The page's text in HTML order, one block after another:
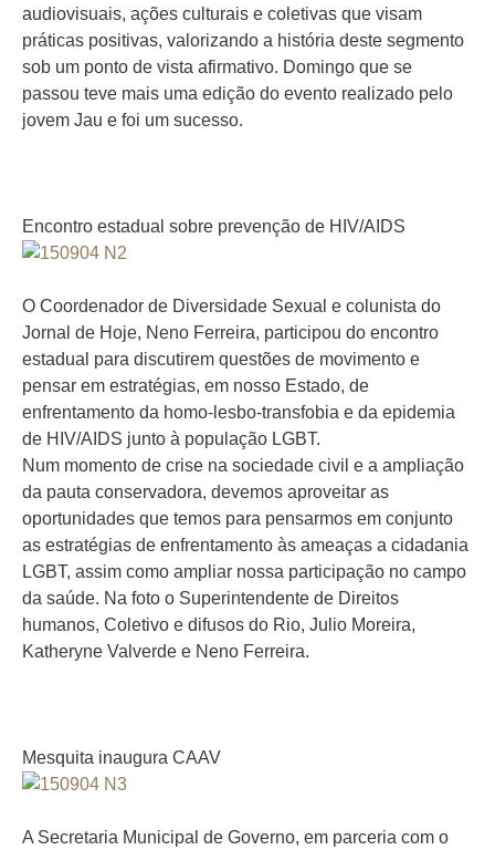
audiovisuais, ações culturais e coletivas que visam
práticas positivas, valorizando a história deste segmento
sob um ponto de vista afirmativo. Domingo que se
passou teve mais uma edição do evento realizado pelo
jovem Jau e foi um sucesso.
Encontro estadual sobre prevenção de HIV/AIDS
O Coordenador de Diversidade Sexual e colunista do
Jornal de Hoje, Neno Ferreira, participou do encontro
estadual para discutirem questões de movimento e
pensar em estratégias, em nosso Estado, de
enfrentamento da homo-lesbo-transfobia e da epidemia
de HIV/AIDS junto à população LGBT.
Num momento de crise na sociedade civil e a ampliação
da pauta conservadora, devemos aproveitar as
oportunidades que temos para pensarmos em conjunto
as estratégias de enfrentamento às ameaças a cidadania
LGBT, assim como ampliar nossa participação no campo
da saúde. Na foto o Superintendente de Direitos
humanos, Coletivo e difusos do Rio, Julio Moreira,
Katheryne Valverde e Neno Ferreira.
Mesquita inaugura CAAV
A Secretaria Municipal de Governo, em parceria com o